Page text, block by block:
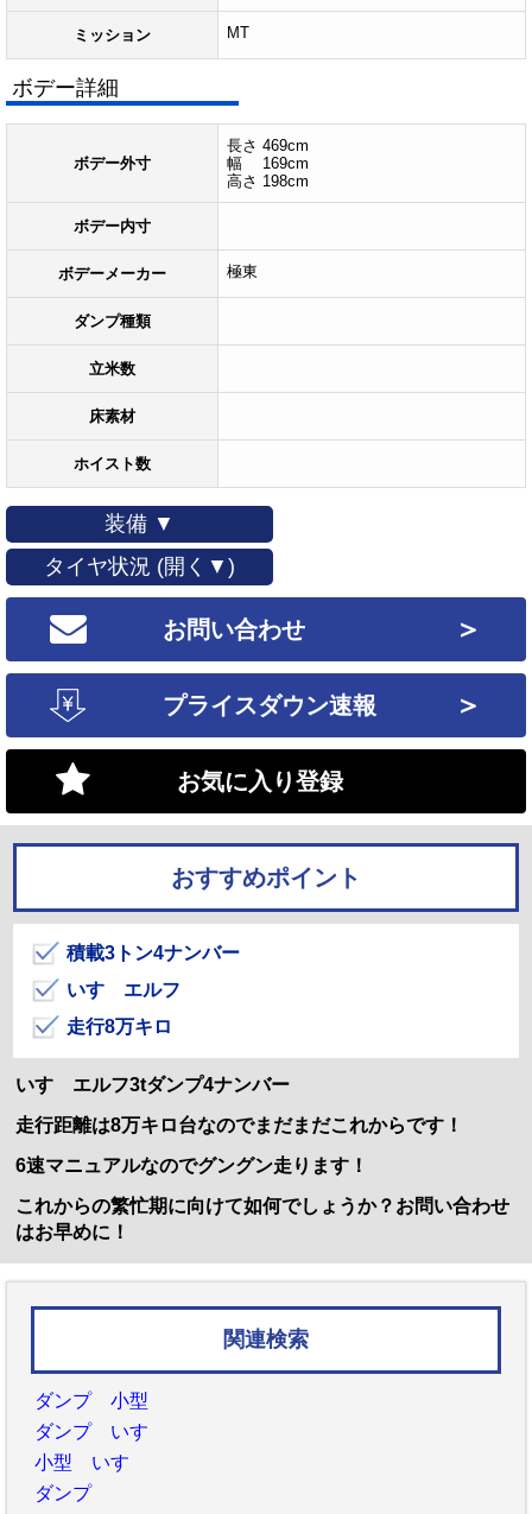
ミッション MT
ボデー詳細
ボデー外寸
長さ 469cm
幅 169cm
高さ 198cm
ボデー内寸
ボデーメーカー 極東
ダンプ種類
立米数
床素材
ホイスト数
装備 ▼
タイヤ状況 (開く▼)
お問い合わせ ＞
プライスダウン速報 ＞
お気に入り登録
おすすめポイント
積載3トン4ナンバー
いすゞエルフ
走行8万キロ
いすゞエルフ3tダンプ4ナンバー
走行距離は8万キロ台なのでまだまだこれからです！
6速マニュアルなのでグングン走ります！
これからの繁忙期に向けて如何でしょうか？お問い合わせ
はお早めに！
関連検索
ダンプ 小型
ダンプ いすゞ
小型 いすゞ
ダンプ